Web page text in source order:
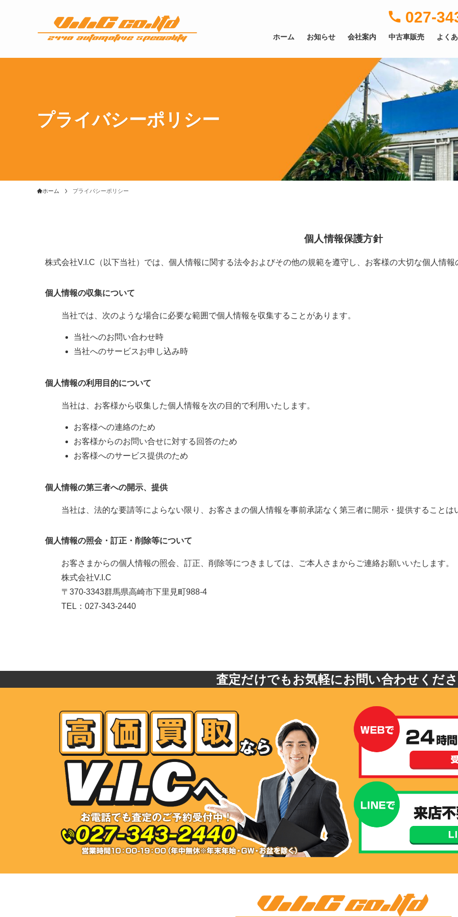
ホーム お知らせ 会社案内 中古車販売 よく
027-
プライバシーポリシー
ホーム プライバシーポリシー
個人情報保護方針
株式会社V.I.C（以下当社）では、個人情報に関する法令およびその他の規範を遵守し、お客様の大切な個人情報
個人情報の収集について
当社では、次のような場合に必要な範囲で個人情報を収集することがあります。
当社へのお問い合わせ時
当社へのサービスお申し込み時
個人情報の利用目的について
当社は、お客様から収集した個人情報を次の目的で利用いたします。
お客様への連絡のため
お客様からのお問い合せに対する回答のため
お客様へのサービス提供のため
個人情報の第三者への開示、提供
当社は、法的な要請等によらない限り、お客さまの個人情報を事前承諾なく第三者に開示・提供することは
個人情報の照会・訂正・削除等について
お客さまからの個人情報の照会、訂正、削除等につきましては、ご本人さまからご連絡お願いいたします。
株式会社V.I.C
〒370-3343群馬県高崎市下里見町988-4
TEL：027-343-2440
査定だけでもお気軽にお問い合わせくだ